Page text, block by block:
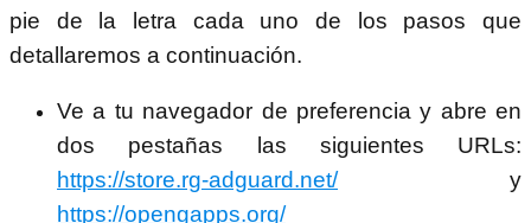
pie de la letra cada uno de los pasos que
detallaremos a continuación.
Ve a tu navegador de preferencia y abre en
dos pestañas las siguientes URLs:
https://store.rg-adguard.net/y
https://opengapps.org/